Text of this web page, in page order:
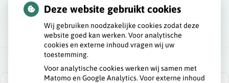
Deze website gebruikt cookies
Wij gebruiken noodzakelijke cookies zodat deze
website goed kan werken. Voor analytische
cookies en externe inhoud vragen wij uw
toestemming.
Voor analytische cookies werken wij samen met
Matomo en Google Analytics. Voor externe inhoud